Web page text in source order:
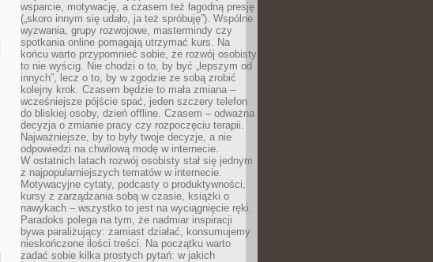
wsparcie, motywację, a czasem też łagodną presję
(„skoro innym się udało, ja też spróbuję”). Wspólne
wyzwania, grupy rozwojowe, mastermindy czy
spotkania online pomagają utrzymać kurs. Na
końcu warto przypomnieć sobie, że rozwój osobisty
to nie wyścig. Nie chodzi o to, by być „lepszym od
innych”, lecz o to, by w zgodzie ze sobą zrobić
kolejny krok. Czasem będzie to mała zmiana –
wcześniejsze pójście spać, jeden szczery telefon
do bliskiej osoby, dzień offline. Czasem – odważna
decyzja o zmianie pracy czy rozpoczęciu terapii.
Najważniejsze, by to były twoje decyzje, a nie
odpowiedzi na chwilową modę w internecie.
W ostatnich latach rozwój osobisty stał się jednym
z najpopularniejszych tematów w internecie.
Motywacyjne cytaty, podcasty o produktywności,
kursy z zarządzania sobą w czasie, książki o
nawykach – wszystko to jest na wyciągnięcie ręki.
Paradoks polega na tym, że nadmiar inspiracji
bywa paraliżujący: zamiast działać, konsumujemy
nieskończone ilości treści. Na początku warto
zadać sobie kilka prostych pytań: w jakich